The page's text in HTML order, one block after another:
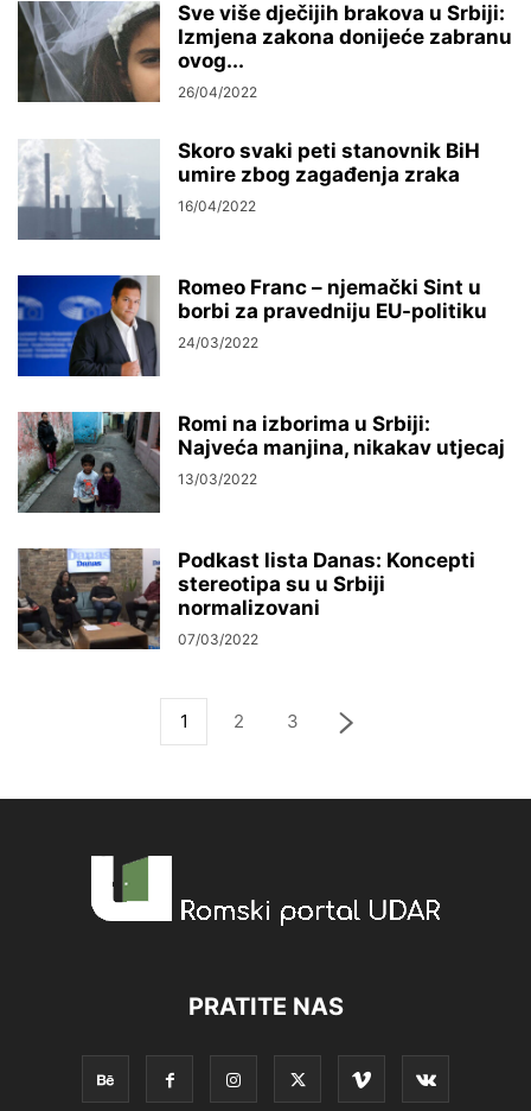
Sve više dječijih brakova u Srbiji:
Izmjena zakona donijeće zabranu
ovog...
26/04/2022
Skoro svaki peti stanovnik BiH
umire zbog zagađenja zraka
16/04/2022
Romeo Franc – njemački Sint u
borbi za pravedniju EU-politiku
24/03/2022
Romi na izborima u Srbiji:
Najveća manjina, nikakav utjecaj
13/03/2022
Podkast lista Danas: Koncepti
stereotipa su u Srbiji
normalizovani
07/03/2022
1 2 3
PRATITE NAS